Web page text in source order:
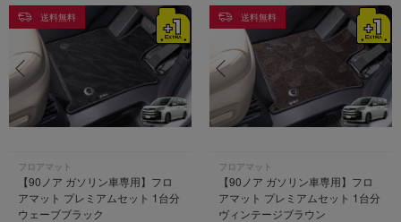
送料無料
フロアマット
【90ノア ガソリン車専用】フロ
アマット プレミアムセット 1台分
ウェーブブラック
送料無料
フロアマット
【90ノア ガソリン車専用】フロ
アマット プレミアムセット 1台分
ヴィンテージブラウン